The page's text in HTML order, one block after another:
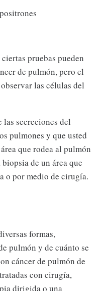
pruebas pueden
de pulmón, pero el
las células del
las secreciones del
pulmones y que usted
que rodea al pulmón
de un área que
o por medio de cirugía.
formas,
pulmón y de cuánto se
cáncer de pulmón de
con cirugía,
dirigida o una